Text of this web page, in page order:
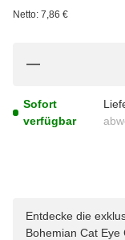
Netto: 7,86 €
Sofort
verfügbar
Entdecke die
Bohemian Cat